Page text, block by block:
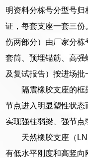
明资料分栋号分型号
证，每套支座一套三
伤两部分）由厂家分
套筒、预埋锚筋、高
及复试报告）按进场批
隔震橡胶支座的
节点进入明显塑性状
实现强柱弱梁、强节点
天然橡胶支座（
有低水平刚度和高竖向